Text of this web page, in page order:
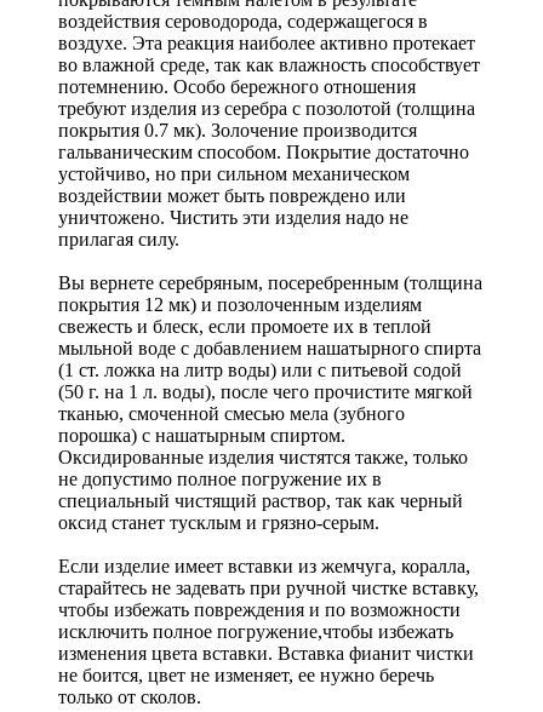
воздействия сероводорода, содержащегося в
воздухе. Эта реакция наиболее активно протекает
во влажной среде, так как влажность способствует
потемнению. Особо бережного отношения
требуют изделия из серебра с позолотой (толщина
покрытия 0.7 мк). Золочение производится
гальваническим способом. Покрытие достаточно
устойчиво, но при сильном механическом
воздействии может быть повреждено или
уничтожено. Чистить эти изделия надо не
прилагая силу.
Вы вернете серебряным, посеребренным (толщина
покрытия 12 мк) и позолоченным изделиям
свежесть и блеск, если промоете их в теплой
мыльной воде с добавлением нашатырного спирта
(1 ст. ложка на литр воды) или с питьевой содой
(50 г. на 1 л. воды), после чего прочистите мягкой
тканью, смоченной смесью мела (зубного
порошка) с нашатырным спиртом.
Оксидированные изделия чистятся также, только
не допустимо полное погружение их в
специальный чистящий раствор, так как черный
оксид станет тусклым и грязно-серым.
Если изделие имеет вставки из жемчуга, коралла,
старайтесь не задевать при ручной чистке вставку,
чтобы избежать повреждения и по возможности
исключить полное погружение,чтобы избежать
изменения цвета вставки. Вставка фианит чистки
не боится, цвет не изменяет, ее нужно беречь
только от сколов.